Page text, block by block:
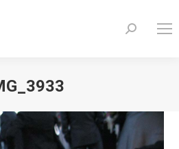
Search:
You are here: